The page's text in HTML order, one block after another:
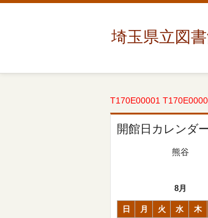
埼玉県立図
T170E00001
開館日カレンダ
熊谷
8月
日 月 火 水 木